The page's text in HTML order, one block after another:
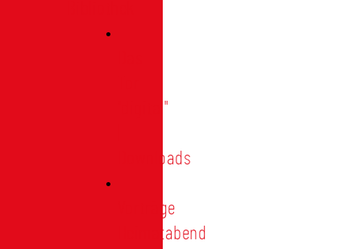
"digital"
Downloads
Vorträge
Heimatabend